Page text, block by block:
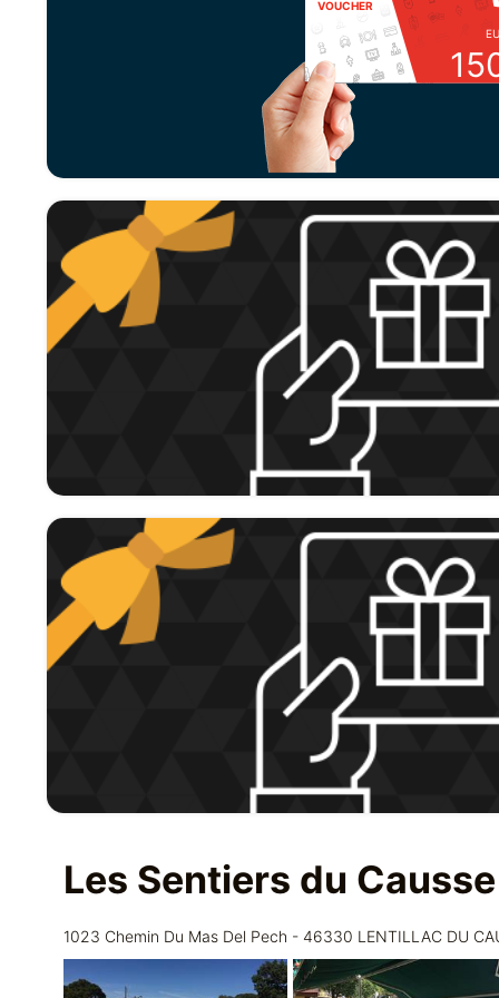
VOUCHER
Les Sentiers du Causse
1023 Chemin Du Mas Del Pech - 46330 LENTILLAC DU